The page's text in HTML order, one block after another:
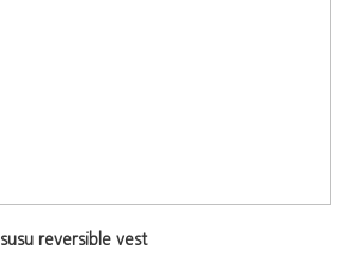
susu reversible vest